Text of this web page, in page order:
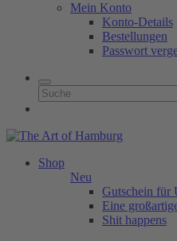
Mein Konto
Konto-Details
Bestellungen
Passwort
Shop
Neu
Gutschein für
Eine
Shit happens